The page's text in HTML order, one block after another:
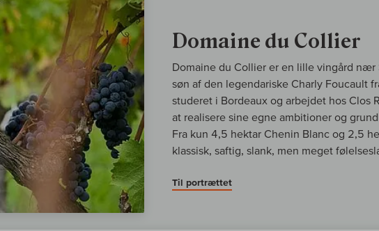
Domaine du Collier
Domaine du Collier er en lille vingård nær
søn af den legendariske Charly Foucault
studeret i Bordeaux og arbejdet hos Clos
at realisere sine egne ambitioner og
Fra kun 4,5 hektar Chenin Blanc og 2,5
klassisk, saftig, slank, men meget
Til portrættet